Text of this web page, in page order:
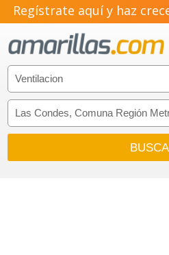
Regístrate aquí y haz